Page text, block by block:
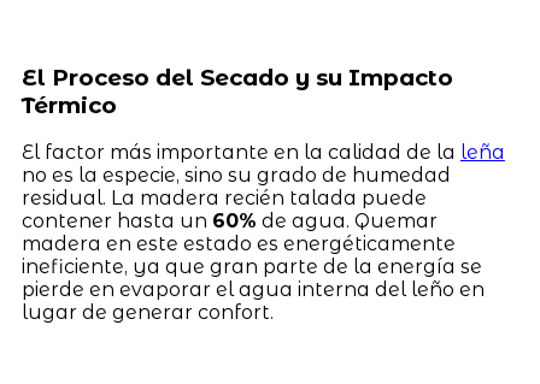
El Proceso del Secado y su Impacto
Térmico
El factor más importante en la calidad de la leña
no es la especie, sino su grado de humedad
residual. La madera recién talada puede
contener hasta un 60% de agua. Quemar
madera en este estado es energéticamente
ineficiente, ya que gran parte de la energía se
pierde en evaporar el agua interna del leño en
lugar de generar confort.